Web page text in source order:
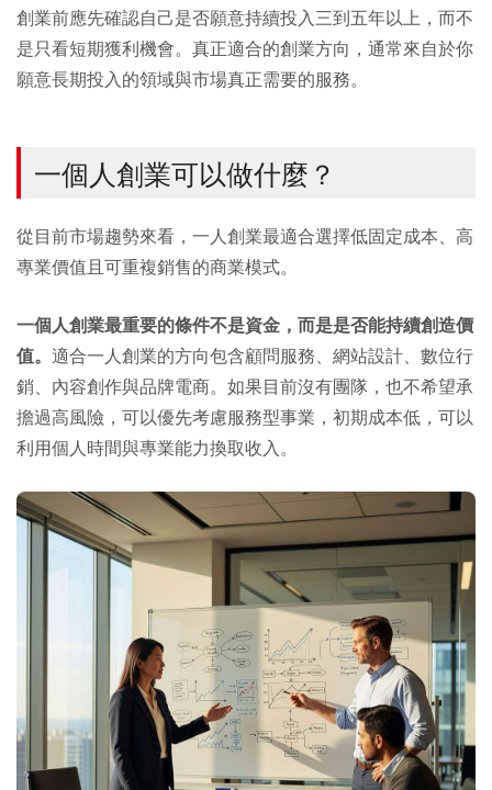
創業前應先確認自己是否願意持續投入三到五年以上，而不
是只看短期獲利機會。真正適合的創業方向，通常來自於你
願意長期投入的領域與市場真正需要的服務。
一個人創業可以做什麼？
從目前市場趨勢來看，一人創業最適合選擇低固定成本、高
專業價值且可重複銷售的商業模式。
一個人創業最重要的條件不是資金，而是是否能持續創造價
值。 適合一人創業的方向包含顧問服務、網站設計、數位行
銷、內容創作與品牌電商。如果目前沒有團隊，也不希望承
擔過高風險，可以優先考慮服務型事業，初期成本低，可以
利用個人時間與專業能力換取收入。